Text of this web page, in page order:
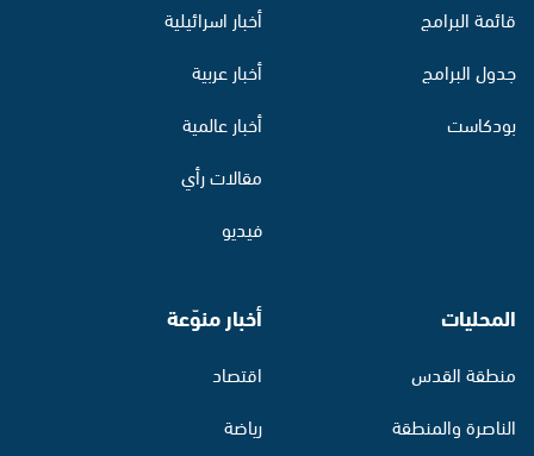
قائمة البرامج
جدول البرامج
بودكاست
أخبار اسرائيلية
أخبار عربية
أخبار عالمية
مقالات رأي
فيديو
المحليات
منطقة القدس
الناصرة والمنطقة
أخبار منوّعة
اقتصاد
رياضة